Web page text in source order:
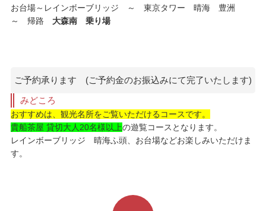
お台場～レインボーブリッジ ～ 東京タワー 晴海 豊洲
～ 帰路 大森南 乗り場
ご予約承ります (ご予約金のお振込みにて完了いたします)
みどころ
おすすめは、観光名所をご覧いただけるコースです。
貴船茶屋 貸切大人20名様以上の遊覧コースとなります。
レインボーブリッジ 晴海ふ頭、お台場などお楽しみいただけま
す。